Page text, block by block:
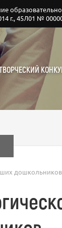
г., 45Л01 №
дошкольников